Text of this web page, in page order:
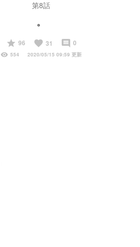
第8話
。
start
96 favorite 31 insert_comment 0
visibility 554 2020/05/15 09:59 更新